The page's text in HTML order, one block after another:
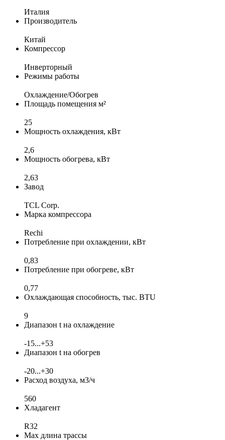
Италия
Производитель
Китай
Компрессор
Инверторный
Режимы работы
Охлаждение/Обогрев
Площадь помещения м²
25
Мощность охлаждения, кВт
2,6
Мощность обогрева, кВт
2,63
Завод
TCL Corp.
Марка компрессора
Rechi
Потребление при охлаждении, кВт
0,83
Потребление при обогреве, кВт
0,77
Охлаждающая способность, тыс. BTU
9
Диапазон t на охлаждение
-15...+53
Диапазон t на обогрев
-20...+30
Расход воздуха, м3/ч
560
Хладагент
R32
Max длина трассы